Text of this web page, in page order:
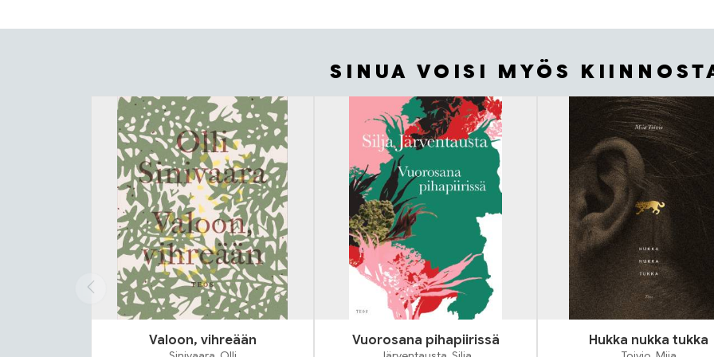
SINUA VOISI MYÖS
Tuoteluettelon alku
Valoon, vihreään Vuorosana pihapiirissä Hukka nukka tukka